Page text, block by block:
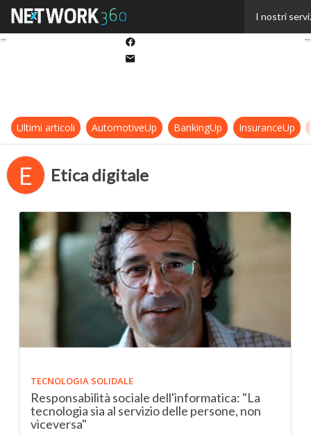
I nostri
Ultimi articoli AutomotiveUp BankingUp InsuranceUp
E Etica digitale
TECNOLOGIA SOLIDALE
Responsabilità sociale dell'informatica: "La
tecnologia sia al servizio delle persone, non
viceversa"